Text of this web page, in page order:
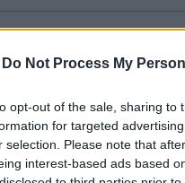
Do Not Process My
opt-out of the sale, sharing
for targeted
selection. Please note that
interest-based ads based
zártak az
már hét egymást
példa, a befektetők
Az indexeket